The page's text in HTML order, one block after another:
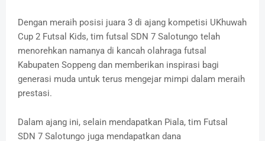
Dengan meraih posisi juara 3 di ajang kompetisi UKhuwah
Cup 2 Futsal Kids, tim futsal SDN 7 Salotungo telah
menorehkan namanya di kancah olahraga futsal
Kabupaten Soppeng dan memberikan inspirasi bagi
generasi muda untuk terus mengejar mimpi dalam meraih
prestasi.
Dalam ajang ini, selain mendapatkan Piala, tim Futsal
SDN 7 Salotungo juga mendapatkan dana